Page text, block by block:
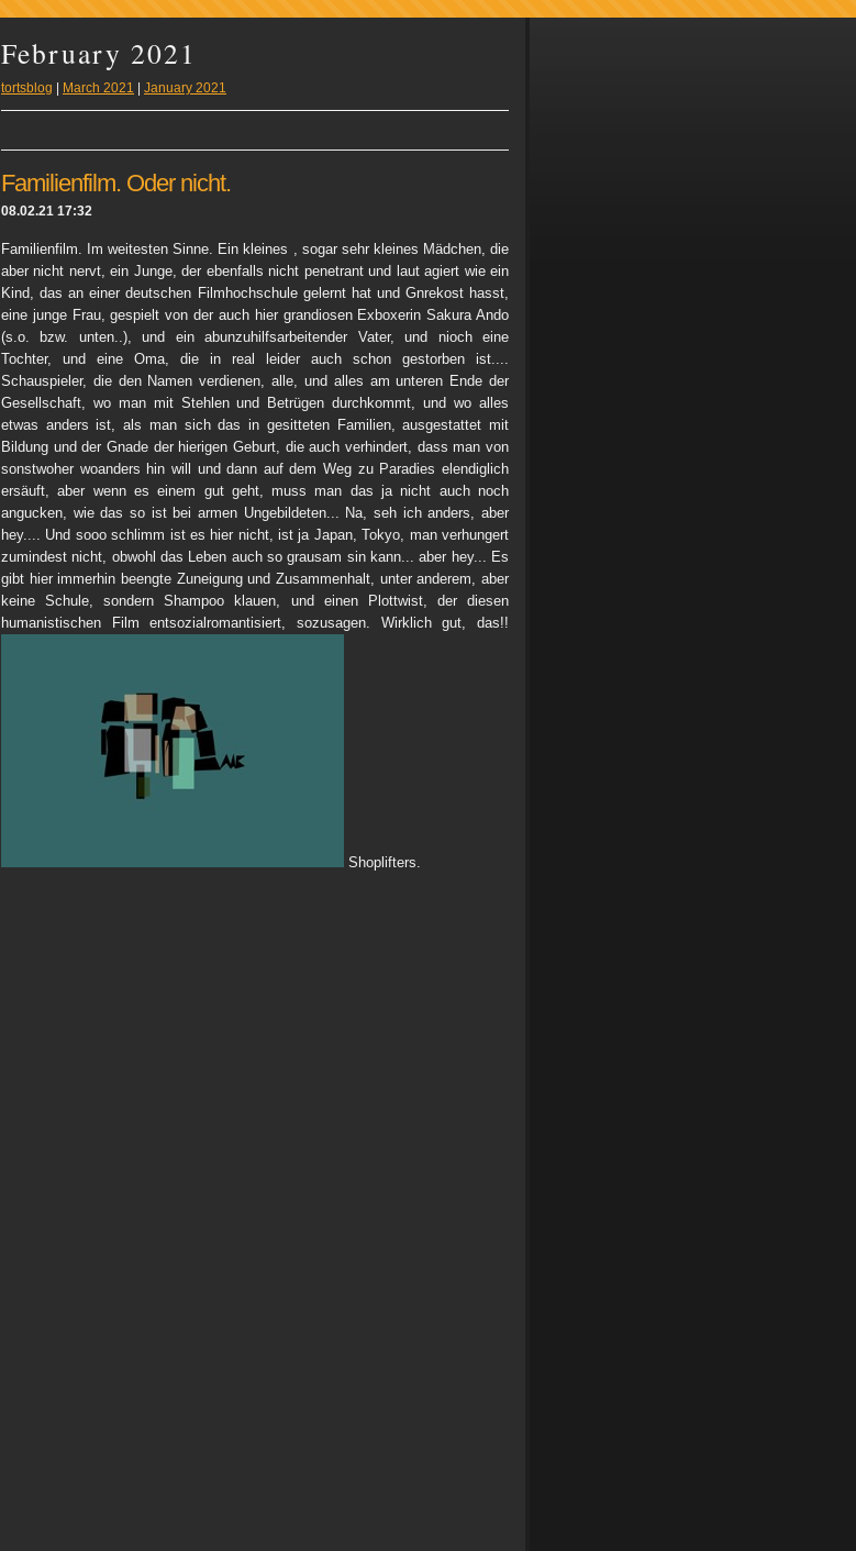
February 2021
tortsblog March 2021 January 2021
Familienfilm. Oder nicht.
08.02.21 17:32
Familienfilm. Im weitesten Sinne. Ein kleines , sogar sehr kleines Mädchen, die
aber nicht nervt, ein Junge, der ebenfalls nicht penetrant und laut agiert wie ein
Kind, das an einer deutschen Filmhochschule gelernt hat und Gnrekost hasst,
eine junge Frau, gespielt von der auch hier grandiosen Exboxerin Sakura Ando
(s.o. bzw. unten..), und ein abunzuhilfsarbeitender Vater, und nioch eine
Tochter, und eine Oma, die in real leider auch schon gestorben ist....
Schauspieler, die den Namen verdienen, alle, und alles am unteren Ende der
Gesellschaft, wo man mit Stehlen und Betrügen durchkommt, und wo alles
etwas anders ist, als man sich das in gesitteten Familien, ausgestattet mit
Bildung und der Gnade der hierigen Geburt, die auch verhindert, dass man von
sonstwoher woanders hin will und dann auf dem Weg zu Paradies elendiglich
ersäuft, aber wenn es einem gut geht, muss man das ja nicht auch noch
angucken, wie das so ist bei armen Ungebildeten... Na, seh ich anders, aber
hey.... Und sooo schlimm ist es hier nicht, ist ja Japan, Tokyo, man verhungert
zumindest nicht, obwohl das Leben auch so grausam sin kann... aber hey... Es
gibt hier immerhin beengte Zuneigung und Zusammenhalt, unter anderem, aber
keine Schule, sondern Shampoo klauen, und einen Plottwist, der diesen
humanistischen Film entsozialromantisiert, sozusagen. Wirklich gut, das!!
Shoplifters.